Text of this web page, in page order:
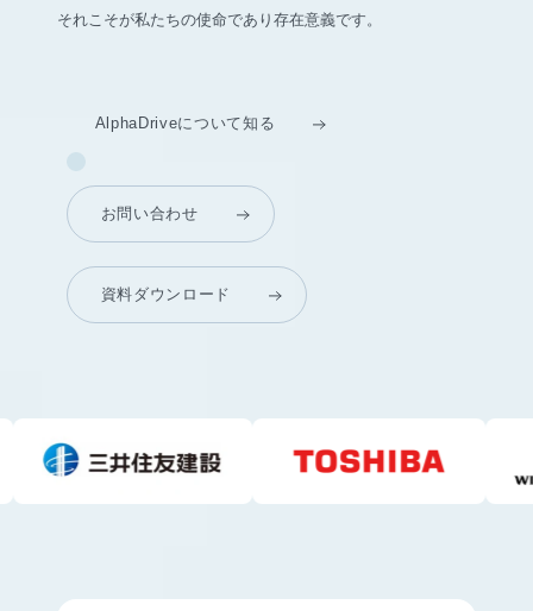
それこそが私たちの使命であり存在意義です。
AlphaDriveについて知る
お問い合わせ
資料ダウンロード